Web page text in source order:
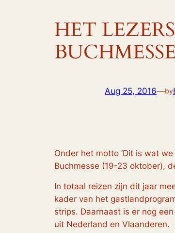
HET
BUCHMESSE
Aug 25, 2016—by
Onder het motto ‘Dit is wat
Buchmesse (19-23 oktober),
In totaal reizen zijn dit jaar
kader van het
strips. Daarnaast is er nog
uit Nederland en Vlaanderen.